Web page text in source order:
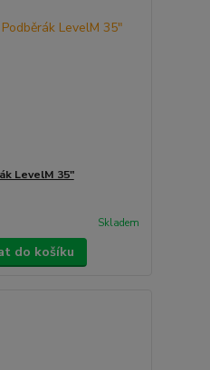
LevelM 35"
Skladem
do košíku